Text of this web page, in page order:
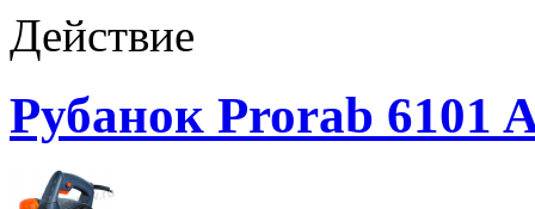
Действие
Рубанок Prorab 6101